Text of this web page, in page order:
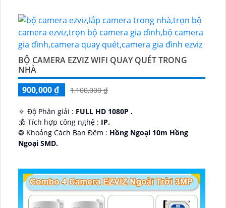
BỘ CAMERA EZVIZ WIFI QUAY QUÉT TRONG
NHÀ
900,000 ₫
1,100,000 ₫
🔅 Độ Phân giải : FULL HD 1080P .
🕉️ Tích hợp công nghệ : IP.
❂ Khoảng Cách Ban Đêm : Hồng Ngoại 10m Hồng
Ngoại SMD.